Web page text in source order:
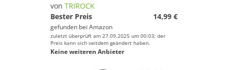
Geschlecht
von TRIROCK
Bester Preis
14,99 €
gefunden bei Amazon
zuletzt überprüft am 27.09.2025 um 00:03; der
Preis kann sich seitdem geändert haben.
Keine weiteren Anbieter